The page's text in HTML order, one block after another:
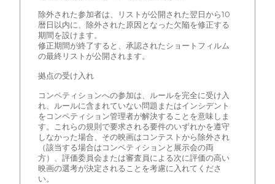
除外された参加者は、リストが公開された翌日から10
暦日以内に、除外された原因となった欠陥を修正する
期間を設けます。
修正期間が終了すると、承認されたショートフィルム
の最終リストが公開されます。
拠点の受け入れ
コンペティションへの参加は、ルールを完全に受け入
れ、ルールに含まれていない問題またはインシデント
をコンペティション管理者が解決することを意味しま
す。これらの規則で要求される要件のいずれかを遵守
しなかった場合、その映画はコンテストから除外され
（該当する場合はコンペティションと展示会の両
方）、評価委員会または審査員による次に評価の高い
映画の選考が決定されることを考慮に入れてくださ
い。